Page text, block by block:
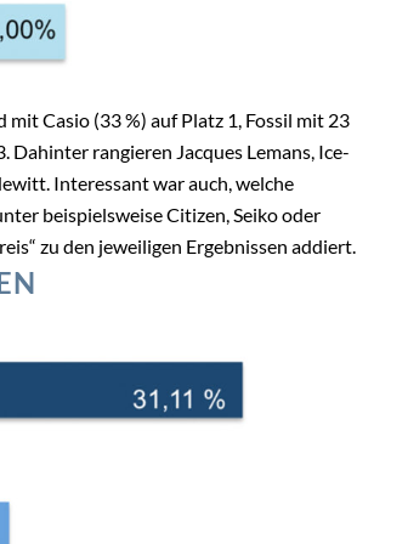
Casio (33 %) auf Platz 1, Fossil mit 23
Dahinter rangieren Jacques Lemans, Ice-
Interessant war auch, welche
beispielsweise Citizen, Seiko oder
zu den jeweiligen Ergebnissen addiert.